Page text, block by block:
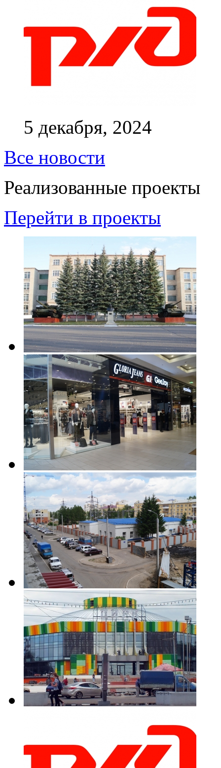
5 декабря, 2024
Все новости
Реализованные проекты
Перейти в проекты